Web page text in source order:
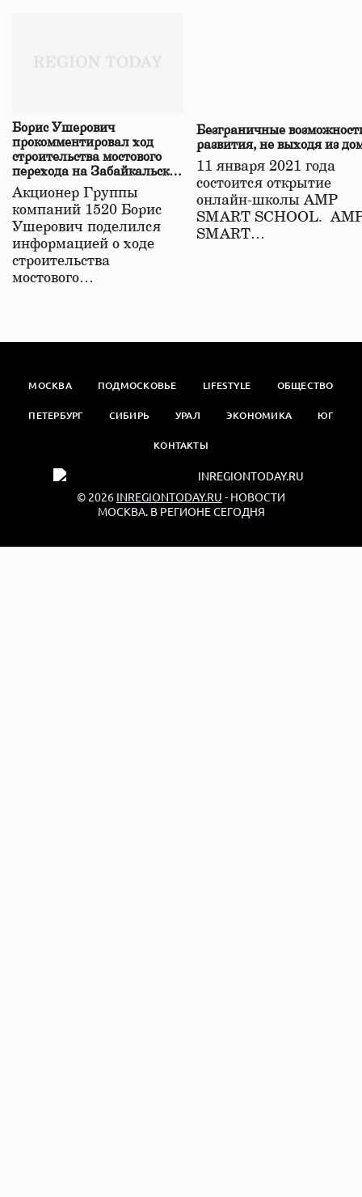
Борис Ушерович
прокомментировал ход
строительства мостового
перехода на Забайкальской
железной дороге
Акционер Группы
компаний 1520 Борис
Ушерович поделился
информацией о ходе
строительства
мостового…
Безграничные
развития, не выходя из
11 января 2021 года
состоится открытие
онлайн-школы АМР
SMART SCHOOL.
SMART…
МОСКВА ПОДМОСКОВЬЕ LIFESTYLE ОБЩЕСТВО
ПЕТЕРБУРГ СИБИРЬ УРАЛ ЭКОНОМИКА ЮГ
КОНТАКТЫ
© 2026 INREGIONTODAY.RU - НОВОСТИ
МОСКВА. В РЕГИОНЕ СЕГОДНЯ